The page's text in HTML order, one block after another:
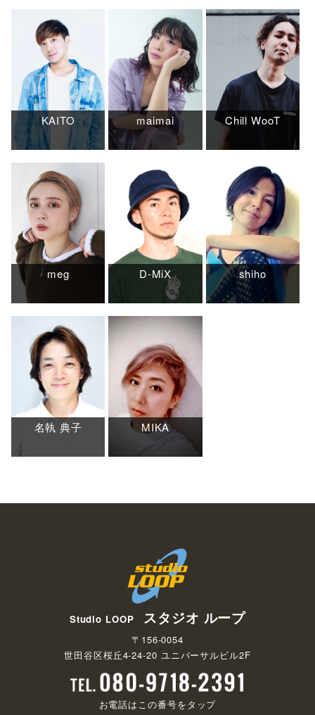
KAITO maimai Chill WooT
meg D-MiX shiho
名執 典子 MIKA
Studio LOOP スタジオ ループ
〒156-0054
世田谷区桜丘4-24-20 ユニバーサルビル2F
お電話はこの番号をタップ